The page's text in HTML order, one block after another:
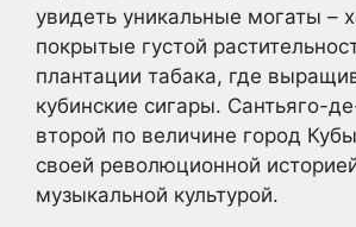
увидеть уникальные могаты –
покрытые густой
плантации табака, где
кубинские сигары. Сантьяго-
второй по величине город
своей революционной
музыкальной культурой.